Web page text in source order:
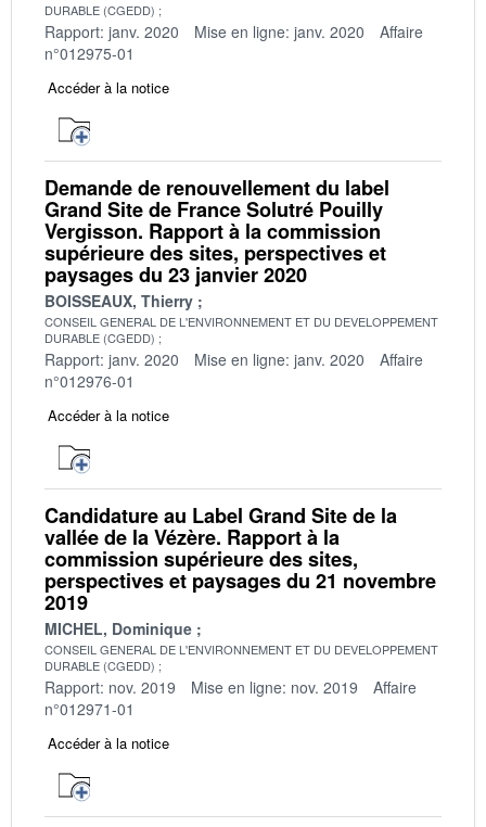
DURABLE (CGEDD)
Rapport: janv. 2020 Mise en ligne: janv. 2020
Affaire
n°012975-01
Accéder à la notice
Demande de renouvellement du label
Grand Site de France Solutré Pouilly
Vergisson. Rapport à la commission
supérieure des sites, perspectives et
paysages du 23 janvier 2020
BOISSEAUX, Thierry
CONSEIL GENERAL DE L'ENVIRONNEMENT ET DU DEVELOPPEMENT
DURABLE (CGEDD)
Rapport: janv. 2020 Mise en ligne: janv. 2020
Affaire
n°012976-01
Accéder à la notice
Candidature au Label Grand Site de la
vallée de la Vézère. Rapport à la
commission supérieure des sites,
perspectives et paysages du 21 novembre
2019
MICHEL, Dominique
CONSEIL GENERAL DE L'ENVIRONNEMENT ET DU DEVELOPPEMENT
DURABLE (CGEDD)
Rapport: nov. 2019 Mise en ligne: nov. 2019
Affaire
n°012971-01
Accéder à la notice